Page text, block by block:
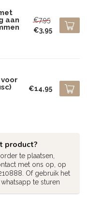
aan
€7,95
€3,95
€14,95
product?
te plaatsen,
met ons op, op
Of gebruik het
te sturen